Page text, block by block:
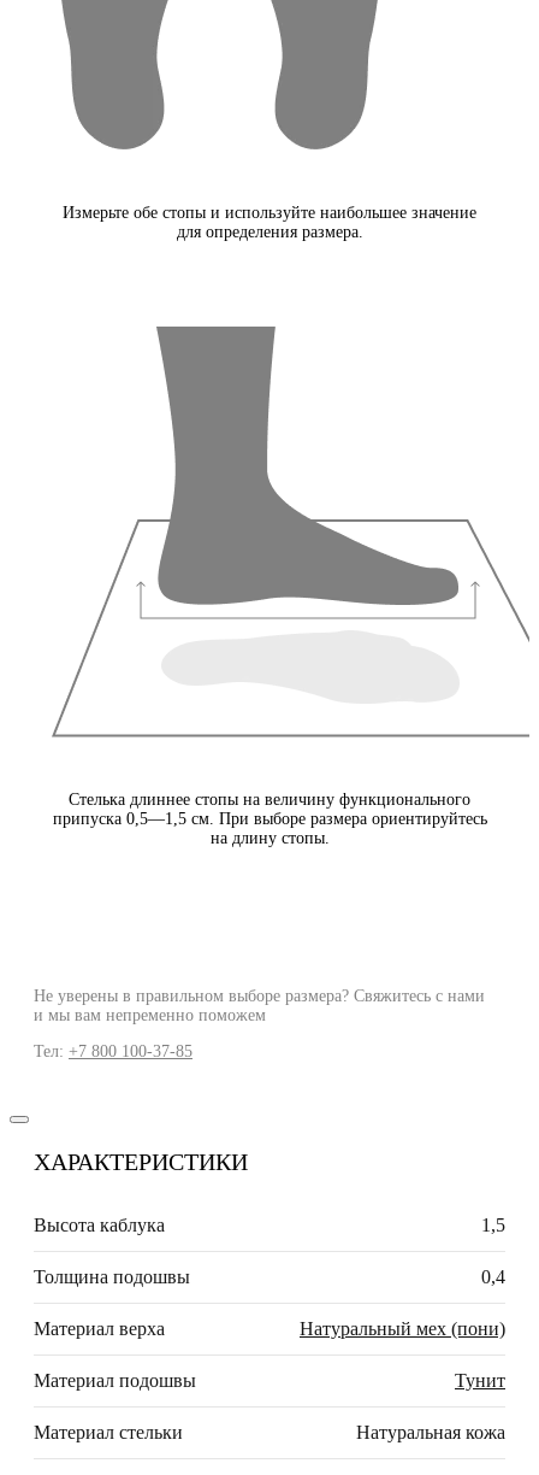
Измерьте обе стопы и используйте наибольшее значение
для определения размера.
Стелька длиннее стопы на величину функционального
припуска 0,5—1,5 см. При выборе размера ориентируйтесь
на длину стопы.
Не уверены в правильном выборе размера? Свяжитесь с нами
и мы вам непременно поможем
Тел: +7 800 100-37-85
ХАРАКТЕРИСТИКИ
Высота каблука 1,5
Толщина подошвы 0,4
Материал верха Натуральный мех (пони)
Материал подошвы Тунит
Материал стельки Натуральная кожа